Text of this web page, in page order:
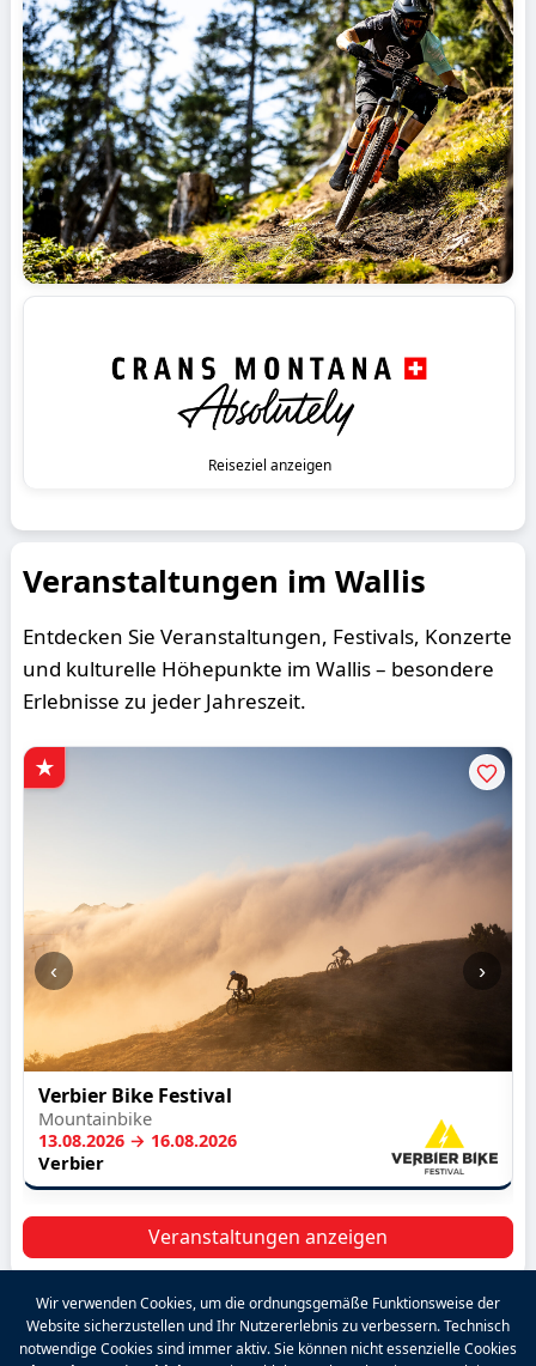
Reiseziel anzeigen
Veranstaltungen im Wallis
Entdecken Sie Veranstaltungen, Festivals, Konzerte
und kulturelle Höhepunkte im Wallis – besondere
Erlebnisse zu jeder Jahreszeit.
‹
Verbier Bike Festival
Mountainbike
13.08.2026 → 16.08.2026
Verbier
›
Veranstaltungen anzeigen
2026 VALPINA® Alle Rechte vorbehalten.
Wir verwenden Cookies, um die ordnungsgemäße Funktionsweise der
Website sicherzustellen und Ihr Nutzererlebnis zu verbessern. Technisch
notwendige Cookies sind immer aktiv. Sie können nicht essenzielle Cookies